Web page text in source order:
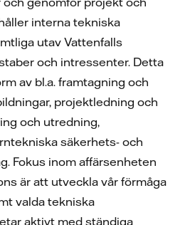
interna tekniska
utav Vattenfalls
och intressenter. Detta
av bl.a. framtagning och
projektledning och
och utredning,
säkerhets- och
Fokus inom affärsenheten
är att utveckla vår förmåga
valda tekniska
aktivt med ständiga